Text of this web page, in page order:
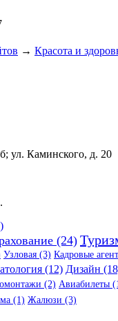
→ Красота и
ул. Каминского, д. 20
(24)
Узловая (3) Кадровые
(12) Дизайн
(2) Авиабилеты
(1) Жалюзи (3)